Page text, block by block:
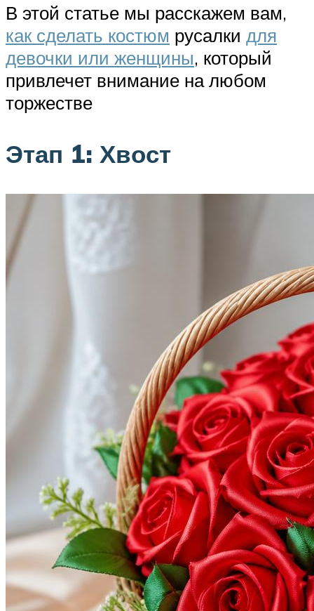
В этой статье мы расскажем вам,
как сделать костюм русалки для
девочки или женщины, который
привлечет внимание на любом
торжестве
Этап 1: Хвост